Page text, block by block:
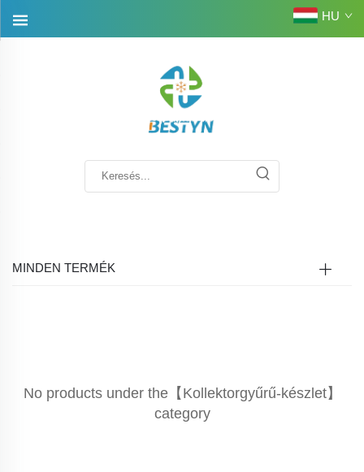
HU
MINDEN TERMÉK
No products under the【Kollektorgyűrű-készlet】
category